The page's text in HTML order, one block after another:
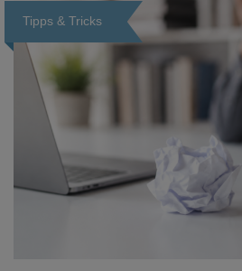
Tipps & Tricks
Loading...